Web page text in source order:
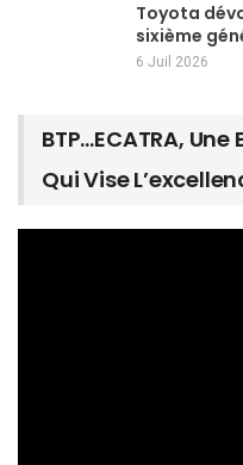
Toyota
sixième
6 Juil 2026
BTP…ECATRA,
Qui Vise